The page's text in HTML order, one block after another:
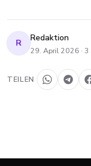
R Redaktion
29. April 2026 · 3
TEILEN